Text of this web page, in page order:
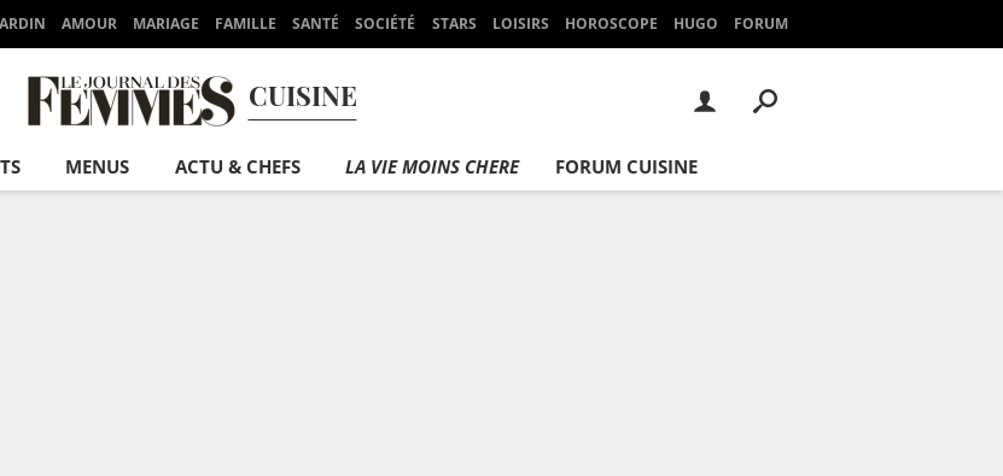
AMOUR MARIAGE FAMILLE SANTÉ SOCIÉTÉ STARS LOISIRS HOROSCOPE HUGO FORUM
CUISINE
MENUS ACTU & CHEFS LA VIE MOINS CHERE FORUM CUISINE